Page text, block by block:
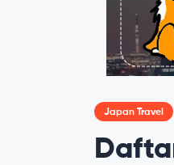
Japan Travel